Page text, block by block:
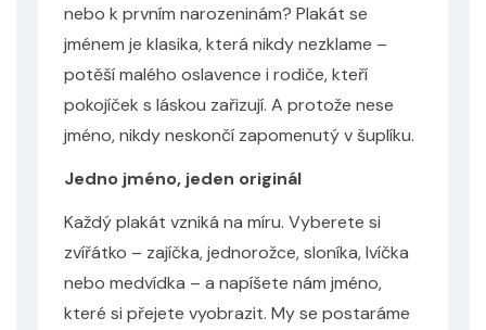
nebo k prvním narozeninám? Plakát se
jménem je klasika, která nikdy nezklame –
potěší malého oslavence i rodiče, kteří
pokojíček s láskou zařizují. A protože nese
jméno, nikdy neskončí zapomenutý v šuplíku.
Jedno jméno, jeden originál
Každý plakát vzniká na míru. Vyberete si
zvířátko – zajíčka, jednorožce, sloníka, lvíčka
nebo medvídka – a napíšete nám jméno,
které si přejete vyobrazit. My se postaráme